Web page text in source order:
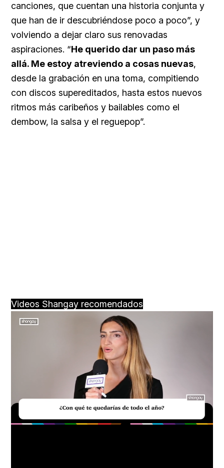
canciones, que cuentan una historia conjunta y
que han de ir descubriéndose poco a poco”, y
volviendo a dejar claro sus renovadas
aspiraciones. “He querido dar un paso más
allá. Me estoy atreviendo a cosas nuevas,
desde la grabación en una toma, compitiendo
con discos supereditados, hasta estos nuevos
ritmos más caribeños y bailables como el
dembow, la salsa y el reguepop”.
Videos Shangay recomendados
Unmute Loaded:
39.56%